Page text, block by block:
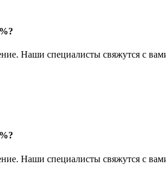
Наши специалисты свяжутся с
Наши специалисты свяжутся с